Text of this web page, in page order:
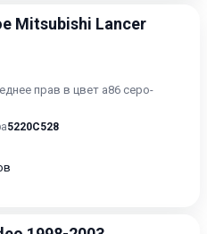
Mitsubishi Lancer
прав в цвет а86 серо-
5220C528